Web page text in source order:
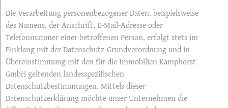
Die Verarbeitung personenbezogener Daten, beispielsweise
des Namens, der Anschrift, E-Mail-Adresse oder
Telefonnummer einer betroffenen Person, erfolgt stets im
Einklang mit der Datenschutz-Grundverordnung und in
Übereinstimmung mit den für die Immobilien Kamphorst
GmbH geltenden landesspezifischen
Datenschutzbestimmungen. Mittels dieser
Datenschutzerklärung möchte unser Unternehmen die